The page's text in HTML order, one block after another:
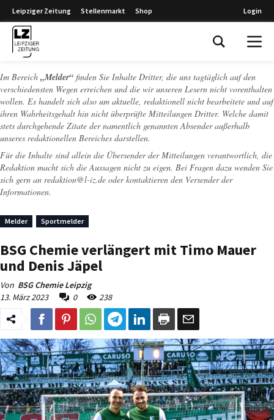
Leipziger Zeitung Stellenmarkt Shop Login
Im Bereich „Melder“ finden Sie Inhalte Dritter, die uns tagtäglich auf den
verschiedensten Wegen erreichen und die wir unseren Lesern nicht vorenthalten
wollen. Es handelt sich also um aktuelle, redaktionell nicht bearbeitete und auf
ihren Wahrheitsgehalt hin nicht überprüfte Mitteilungen Dritter. Welche damit
stets durchgehende Zitate der namentlich genannten Absender außerhalb
unseres redaktionellen Bereiches darstellen.
Für die Inhalte sind allein die Übersender der Mitteilungen verantwortlich, die
Redaktion macht sich die Aussagen nicht zu eigen. Bei Fragen dazu wenden Sie
sich gern an redaktion@l-iz.de oder kontaktieren den Versender der
Informationen.
Melder Sportmelder
BSG Chemie verlängert mit Timo Mauer
und Denis Jäpel
Von BSG Chemie Leipzig
13. März 2023
0 238